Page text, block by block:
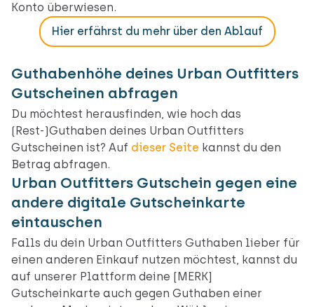
Konto überwiesen.
Hier erfährst du mehr über den Ablauf
Guthabenhöhe deines Urban Outfitters
Gutscheinen abfragen
Du möchtest herausfinden, wie hoch das
(Rest-)Guthaben deines Urban Outfitters
Gutscheinen ist? Auf dieser Seite kannst du den
Betrag abfragen.
Urban Outfitters Gutschein gegen eine
andere digitale Gutscheinkarte
eintauschen
Falls du dein Urban Outfitters Guthaben lieber für
einen anderen Einkauf nutzen möchtest, kannst du
auf unserer Plattform deine [MERK]
Gutscheinkarte auch gegen Guthaben einer